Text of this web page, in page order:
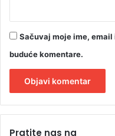
Sačuvaj moje ime, email
buduće komentare.
Pratite nas na